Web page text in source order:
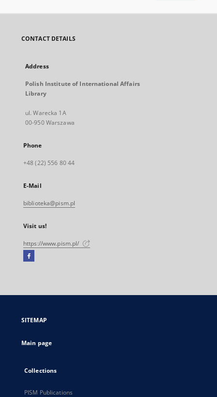
CONTACT DETAILS
Address
Polish Institute of International Affairs
Library
ul. Warecka 1A
00-950 Warszawa
Phone
+48 (22) 556 80 44
E-Mail
biblioteka@pism.pl
Visit us!
https://www.pism.pl/
Facebook
open
new
SITEMAP
Main page
Collections
PISM Publications